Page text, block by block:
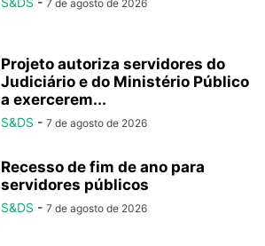
7 de agosto de 2026
Projeto autoriza servidores do
Judiciário e do Ministério Público
a exercerem...
S&DS - 7 de agosto de 2026
Recesso de fim de ano para
servidores públicos
S&DS - 7 de agosto de 2026